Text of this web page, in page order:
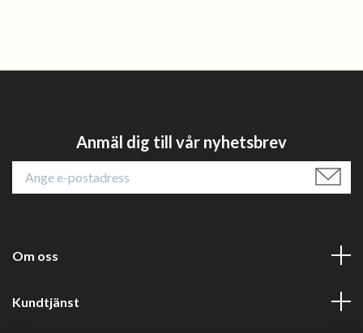
Anmäl dig till vår nyhetsbrev
Om oss
Kundtjänst